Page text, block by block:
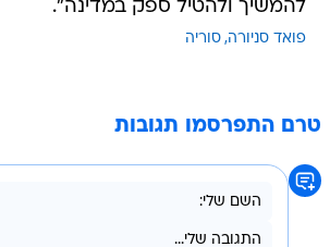
להמשיך ולהטיל ספק במדינה".
פואד סניורה סוריה
טרם התפרסמו תגובות